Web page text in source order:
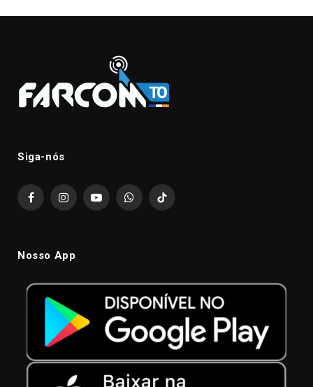
Siga-nós
FacebookInstagramYouTubeWhatsAppTikTok
Nosso App